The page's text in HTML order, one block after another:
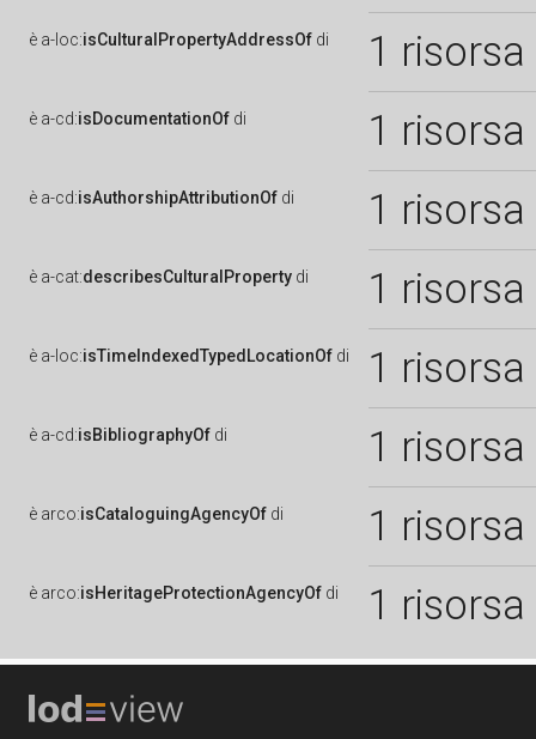
è a-loc:isCulturalPropertyAddressOf di 1 risorsa
è a-cd:isDocumentationOf di 1 risorsa
è a-cd:isAuthorshipAttributionOf di 1 risorsa
è a-cat:describesCulturalProperty di 1 risorsa
è a-loc:isTimeIndexedTypedLocationOf di 1 risorsa
è a-cd:isBibliographyOf di 1 risorsa
è arco:isCataloguingAgencyOf di 1 risorsa
è arco:isHeritageProtectionAgencyOf di 1 risorsa